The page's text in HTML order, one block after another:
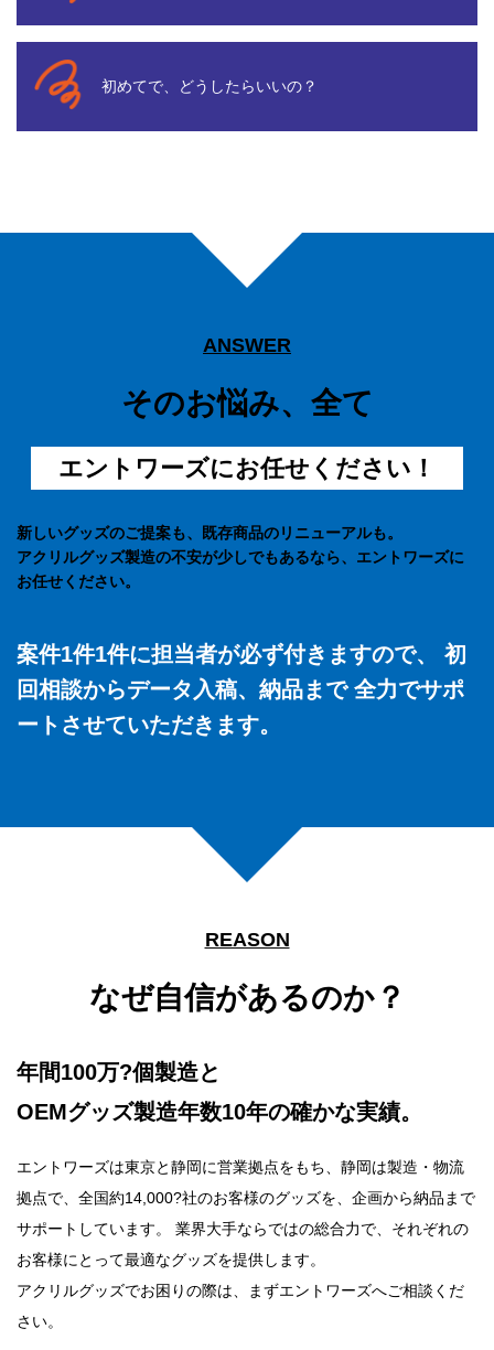
初めてで、どうしたらいいの？
ANSWER
そのお悩み、全て
エントワーズにお任せください！
新しいグッズのご提案も、既存商品のリニューアルも。
アクリルグッズ製造の不安が少しでもあるなら、エントワーズに
お任せください。
案件1件1件に担当者が必ず付きますので、
初
回相談からデータ入稿、納品まで全力でサポ
ートさせていただきます。
REASON
なぜ自信があるのか？
年間100万?個製造と
OEMグッズ製造年数10年の確かな実績。
エントワーズは東京と静岡に営業拠点をもち、静岡は製造・物流
拠点で、全国約14,000?社のお客様のグッズを、企画から納品まで
サポートしています。 業界大手ならではの総合力で、それぞれの
お客様にとって最適なグッズを提供します。
アクリルグッズでお困りの際は、まずエントワーズへご相談くだ
さい。